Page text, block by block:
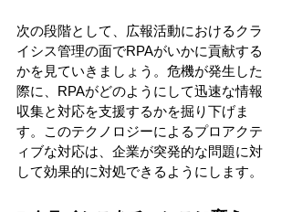
次の段階として、広報活動におけるクラ
イシス管理の面でRPAがいかに貢献する
かを見ていきましょう。危機が発生した
際に、RPAがどのようにして迅速な情報
収集と対応を支援するかを掘り下げま
す。このテクノロジーによるプロアクテ
ィブな対応は、企業が突発的な問題に対
して効果的に対処できるようにします。